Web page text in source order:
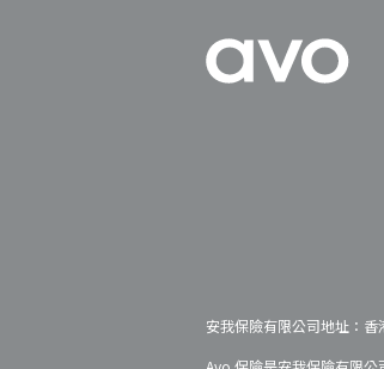
安我保險有限公司地址：